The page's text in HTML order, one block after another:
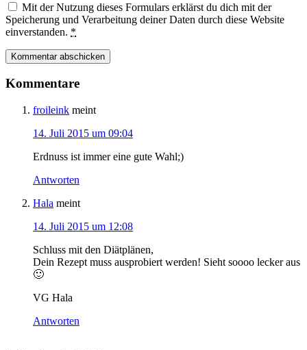
Mit der Nutzung dieses Formulars erklärst du dich mit der
Speicherung und Verarbeitung deiner Daten durch diese Website
einverstanden. *
Kommentare
froileink meint
14. Juli 2015 um 09:04
Erdnuss ist immer eine gute Wahl;)
Antworten
Hala meint
14. Juli 2015 um 12:08
Schluss mit den Diätplänen,
Dein Rezept muss ausprobiert werden! Sieht soooo lecker aus
🙂
VG Hala
Antworten